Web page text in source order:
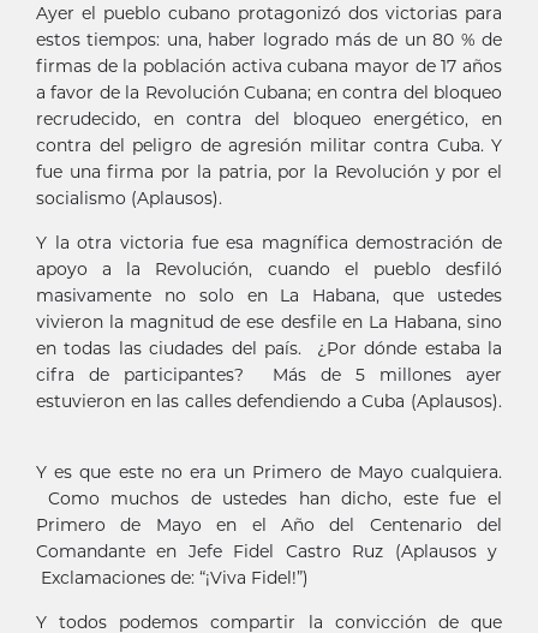
Ayer el pueblo cubano protagonizó dos victorias para
estos tiempos: una, haber logrado más de un 80 % de
firmas de la población activa cubana mayor de 17 años
a favor de la Revolución Cubana; en contra del bloqueo
recrudecido, en contra del bloqueo energético, en
contra del peligro de agresión militar contra Cuba. Y
fue una firma por la patria, por la Revolución y por el
socialismo (Aplausos).
Y la otra victoria fue esa magnífica demostración de
apoyo a la Revolución, cuando el pueblo desfiló
masivamente no solo en La Habana, que ustedes
vivieron la magnitud de ese desfile en La Habana, sino
en todas las ciudades del país. ¿Por dónde estaba la
cifra de participantes? Más de 5 millones ayer
estuvieron en las calles defendiendo a Cuba (Aplausos).
Y es que este no era un Primero de Mayo cualquiera.
Como muchos de ustedes han dicho, este fue el
Primero de Mayo en el Año del Centenario del
Comandante en Jefe Fidel Castro Ruz (Aplausos y
Exclamaciones de: “¡Viva Fidel!”)
Y todos podemos compartir la convicción de que